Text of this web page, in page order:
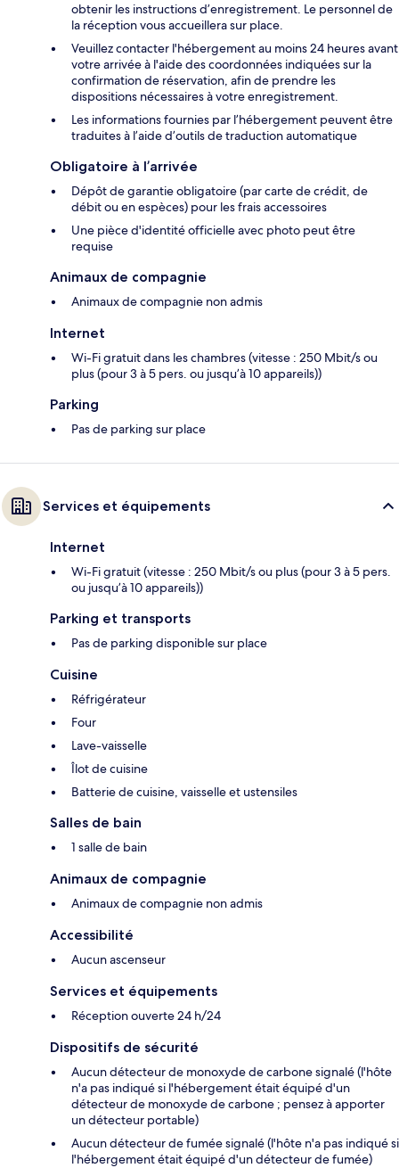
obtenir les instructions d’enregistrement. Le personnel de
la réception vous accueillera sur place.
Veuillez contacter l'hébergement au moins 24 heures avant
votre arrivée à l'aide des coordonnées indiquées sur la
confirmation de réservation, afin de prendre les
dispositions nécessaires à votre enregistrement.
Les informations fournies par l’hébergement peuvent être
traduites à l’aide d’outils de traduction automatique
Obligatoire à l’arrivée
Dépôt de garantie obligatoire (par carte de crédit, de
débit ou en espèces) pour les frais accessoires
Une pièce d'identité officielle avec photo peut être
requise
Animaux de compagnie
Animaux de compagnie non admis
Internet
Wi-Fi gratuit dans les chambres (vitesse : 250 Mbit/s ou
plus (pour 3 à 5 pers. ou jusqu’à 10 appareils))
Parking
Pas de parking sur place
Services et équipements
Internet
Wi-Fi gratuit (vitesse : 250 Mbit/s ou plus (pour 3 à 5 pers.
ou jusqu’à 10 appareils))
Parking et transports
Pas de parking disponible sur place
Cuisine
Réfrigérateur
Four
Lave-vaisselle
Îlot de cuisine
Batterie de cuisine, vaisselle et ustensiles
Salles de bain
1 salle de bain
Animaux de compagnie
Animaux de compagnie non admis
Accessibilité
Aucun ascenseur
Services et équipements
Réception ouverte 24 h/24
Dispositifs de sécurité
Aucun détecteur de monoxyde de carbone signalé (l'hôte
n'a pas indiqué si l'hébergement était équipé d'un
détecteur de monoxyde de carbone ; pensez à apporter
un détecteur portable)
Aucun détecteur de fumée signalé (l'hôte n'a pas indiqué si
l'hébergement était équipé d'un détecteur de fumée)